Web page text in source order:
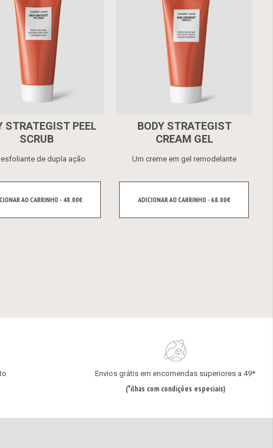
STRATEGIST PEEL
SCRUB
de dupla ação
AO CARRINHO - 48.00€
BODY STRATEGIST
CREAM GEL
Um creme em gel remodelante
ADICIONAR AO CARRINHO - 68.00€
Envios grátis em encomendas superiores a 49*
(*ilhas com condições especiais)